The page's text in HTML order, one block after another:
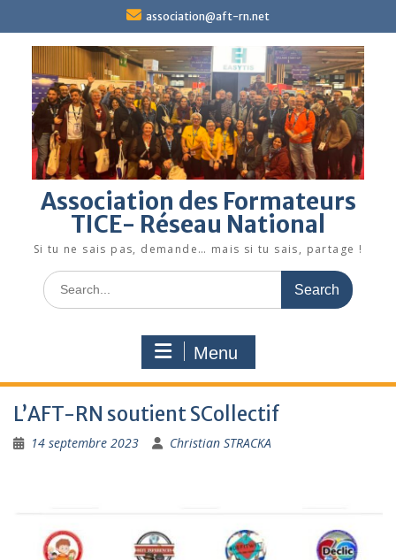
content
association@aft-rn.net
Association des Formateurs
TICE- Réseau National
Si tu ne sais pas, demande… mais si tu sais, partage !
Search
for:
Menu
L’AFT-RN soutient SCollectif
14 septembre 2023 Christian STRACKA